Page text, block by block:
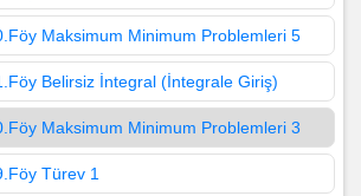
Maksimum Minimum Problemleri 5
Belirsiz İntegral (İntegrale Giriş)
Maksimum Minimum Problemleri 3
Türev 1